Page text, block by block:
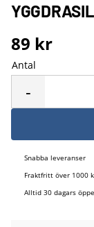
89 kr
Antal
-
Snabba leveranser
Fraktfritt över 1000
Alltid 30 dagars